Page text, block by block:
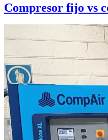
Compresor fijo vs